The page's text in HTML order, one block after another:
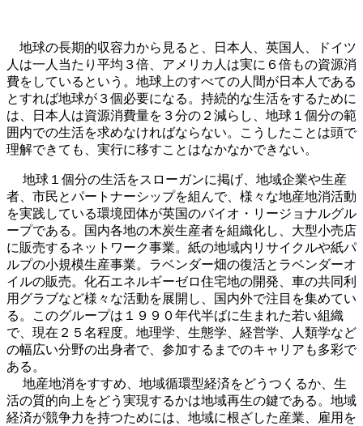
地球の長期的収容力から見ると、日本人、英国人、ドイツ
人は一人当たり平均３倍、アメリカ人は実に６倍もの資源消
費をしているという。地球上のすべての人間が日本人である
とすれば地球が３個必要になる。持続的な生活をするために
は、日本人は資源消費量を３分の２減らし、地球１個分の範
囲内での生活を求めなければならない。こうしたことは頭で
理解できても、実行に移すことはなかなかできない。
地球１個分の生活をスローガンに掲げ、地域企業や生産
者、市民とパートナーシップを組んで、様々な地産地消活動
を実践している環境団体が英国のバイオ・リージョナルグル
ープである。国内各地の木炭生産者を組織化し、大型小売店
に販売するネットワーク事業。紙の地域内リサイクルや紙パ
ルプの小規模生産事業。ラベンダー畑の復活とラベンダーオ
イルの販売。化石エネルギーゼロ住宅地の開発、車の共同利
用グラブなど様々な活動を展開し、国内外で注目を集めてい
る。このグループは１９９０年代半ばに生まれた若い組織
で、現在２５名程度。地理学、生態学、経営学、人類学など
の幅広い分野の出身者で、参加するまでのキャリアも多彩で
ある。
地産地消をすすめ、地域循環型経済をどうつくるか、生
活の質的向上をどう実現するかは地域再生の鍵である。地域
経済が競争力を持つためには、地域に根ざした産業、雇用を